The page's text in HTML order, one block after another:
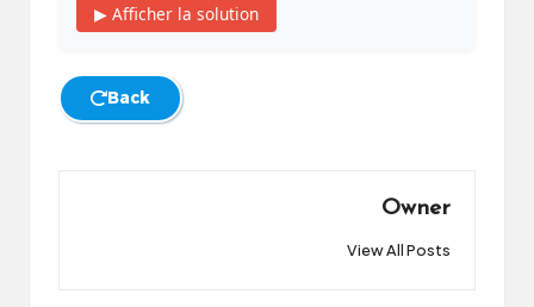
▶ Afficher la solution
Back
Owner
View All Posts